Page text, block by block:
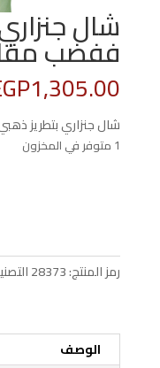
شال
ففضب مقاس
1,305.00
شال جنزاري بتطريز
1 متوفر في المخزون
رمز المنتج:28373
الوصف